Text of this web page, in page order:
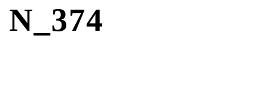
374_N